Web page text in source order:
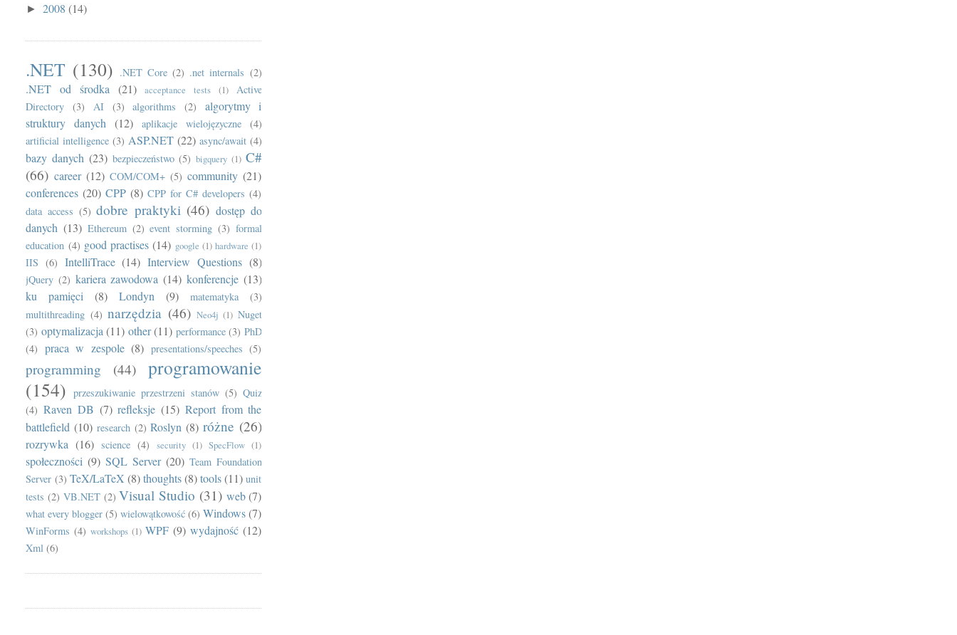
►2008(14)
.NET (130) .NET Core (2) .net internals (2)
.NET od środka (21) acceptance tests (1)
Active
Directory
(3) AI (3) algorithms (2)
algorytmy i
struktury danych (12) aplikacje wielojęzyczne
(4)
artificial intelligence (3) ASP.NET (22) async/await (4)
bazy danych (23) bezpieczeństwo (5) bigquery (1) C#
(66) career (12) COM/COM+ (5) community (21)
conferences (20) CPP (8) CPP for C# developers (4)
data access (5) dobre praktyki (46) dostęp do
danych (13) Ethereum (2) event storming (3) formal
education (4) good practises (14) google (1) hardware (1)
IIS (6) IntelliTrace (14) Interview Questions (8)
jQuery (2) kariera zawodowa (14) konferencje (13)
ku pamięci
(8) Londyn (9) matematyka
(3)
multithreading (4) narzędzia (46) Neo4j (1) Nuget
(3) optymalizacja (11) other (11) performance (3) PhD
(4) praca w zespole (8) presentations/speeches (5)
programming (44)
programowanie
(154) przeszukiwanie przestrzeni stanów (5) Quiz
(4) Raven DB (7) refleksje (15) Report from the
battlefield (10) research (2) Roslyn (8) różne (26)
rozrywka (16) science (4) security (1) SpecFlow (1)
społeczności (9) SQL Server (20) Team Foundation
Server (3) TeX/LaTeX (8)thoughts(8) tools (11) unit
tests (2) VB.NET (2) Visual Studio (31) web (7)
what every blogger (5) wielowątkowość (6) Windows (7)
WinForms (4) workshops (1) WPF (9) wydajność (12)
Xml (6)